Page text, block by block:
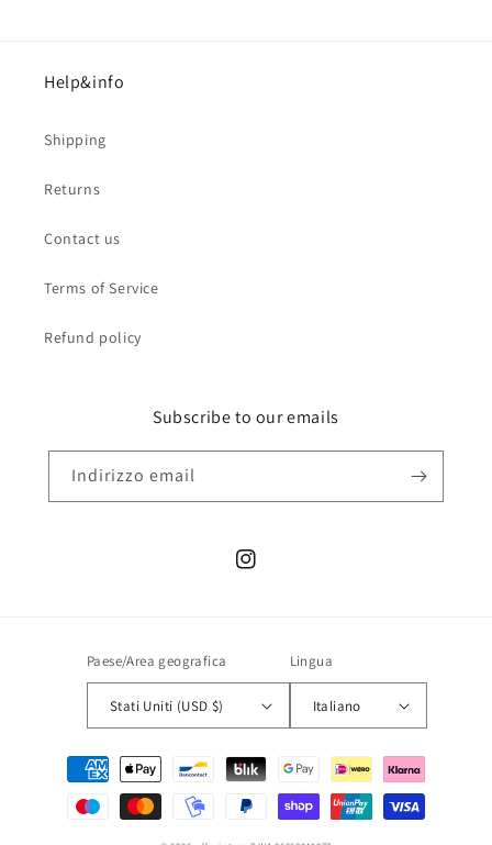
Help&info
Shipping
Returns
Contact us
Terms of Service
Refund policy
Subscribe to our emails
Indirizzo email
Instagram
Paese/Area geografica
Stati Uniti (USD $)
Lingua
Italiano
Metodi
pagamento